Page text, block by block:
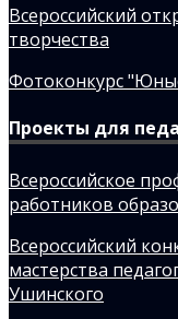
Всероссийский
творчества
Фотоконкурс
Проекты для
Всероссийское
работников
Всероссийский
мастерства
Ушинского